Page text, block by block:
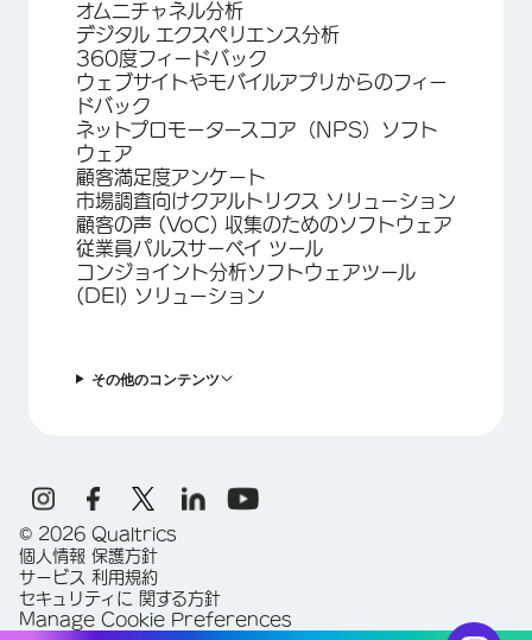
オムニチャネル分析
デジタル エクスペリエンス分析
360度フィードバック
ウェブサイトやモバイルアプリからのフィー
ドバック
ネットプロモータースコア（NPS）ソフト
ウェア
顧客満足度アンケート
市場調査向けクアルトリクス ソリューション
顧客の声 (VoC) 収集のためのソフトウェア
従業員パルスサーベイ ツール
コンジョイント分析ソフトウェアツール
(DEI) ソリューション
その他のコンテンツ
© 2026 Qualtrics
個人情報 保護方針
サービス 利用規約
セキュリティに 関する方針
Manage Cookie Preferences